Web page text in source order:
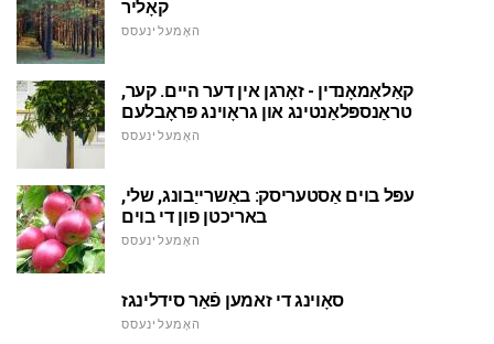
קאָליר
האָמעלינעסס
קאַלאַמאָנדין - זאָרגן אין דער היים. קער,
טראַנספּלאַנטינג און גראָוינג פּראָבלעם
האָמעלינעסס
עפּל בוים אַסטעריסק: באַשרייַבונג, שלי,
באריכטן פון די בוים
האָמעלינעסס
סאָוינג די זאמען פֿאַר סידלינגז
האָמעלינעסס